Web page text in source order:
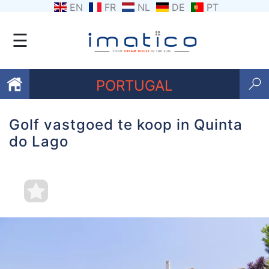
EN FR NL DE PT
☰
PORTUGAL
Favorieten
Contacten
Golf vastgoed te koop in Quinta
do Lago